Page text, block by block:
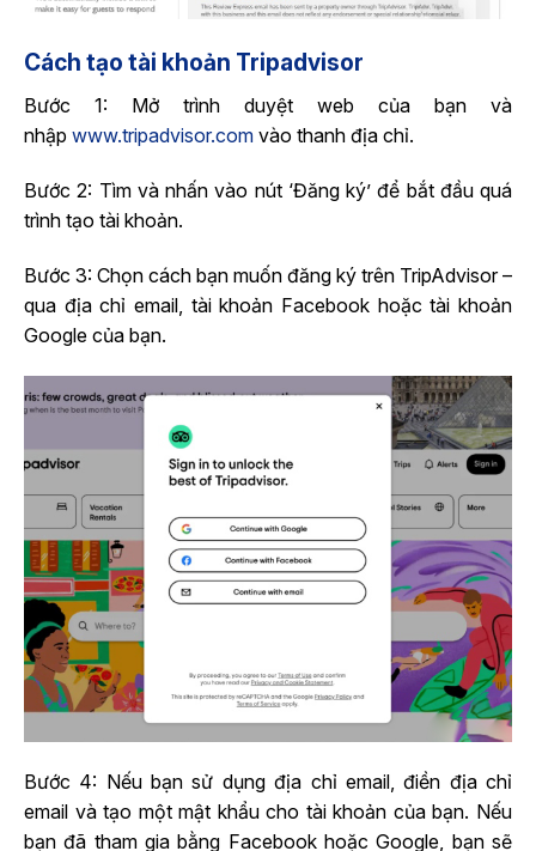
Cách tạo tài khoản Tripadvisor
Bước 1: Mở trình duyệt web của bạn và
nhập www.tripadvisor.com vào thanh địa chỉ.
Bước 2: Tìm và nhấn vào nút ‘Đăng ký’ để bắt đầu quá
trình tạo tài khoản.
Bước 3: Chọn cách bạn muốn đăng ký trên TripAdvisor –
qua địa chỉ email, tài khoản Facebook hoặc tài khoản
Google của bạn.
Bước 4: Nếu bạn sử dụng địa chỉ email, điền địa chỉ
email và tạo một mật khẩu cho tài khoản của bạn. Nếu
bạn đã tham gia bằng Facebook hoặc Google, bạn sẽ